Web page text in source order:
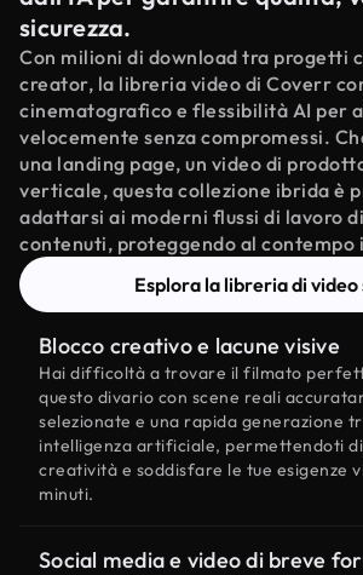
sicurezza.
Con milioni di download tra progetti
creator, la libreria video di Coverr
cinematografico e flessibilità AI per
velocemente senza compromessi.
una landing page, un video di
verticale, questa collezione ibrida è
adattarsi ai moderni flussi di lavoro
contenuti, proteggendo al contempo
Esplora la libreria di video
Blocco creativo e lacune visive
Hai difficoltà a trovare il filmato
questo divario con scene reali
selezionate e una rapida generazione
intelligenza artificiale, permettendoti
creatività e soddisfare le tue esigenze
minuti.
Social media e video di breve